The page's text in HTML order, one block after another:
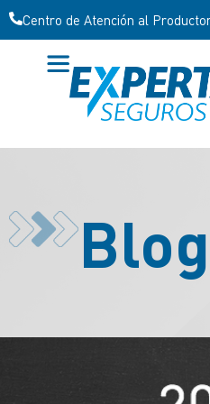
Centro de Atención al
Blog